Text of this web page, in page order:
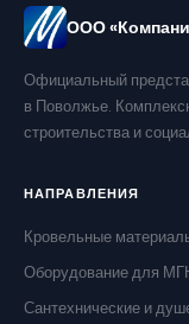
ООО
Официальный
в Поволжье.
строительства и
НАПРАВЛЕНИЯ
Кровельные
Оборудование для
Сантехнические и